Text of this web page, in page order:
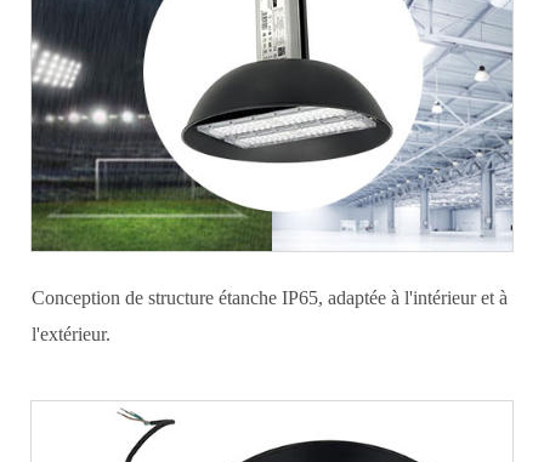
Conception de structure étanche IP65, adaptée à l'intérieur et à
l'extérieur.